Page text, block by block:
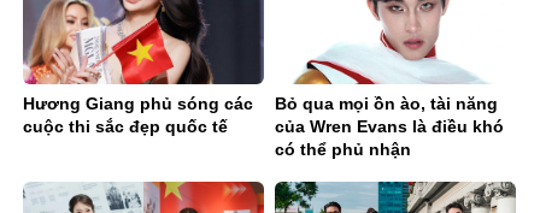
Hương Giang phủ sóng các
cuộc thi sắc đẹp quốc tế
Bỏ qua mọi ồn ào, tài năng
của Wren Evans là điều khó
có thể phủ nhận